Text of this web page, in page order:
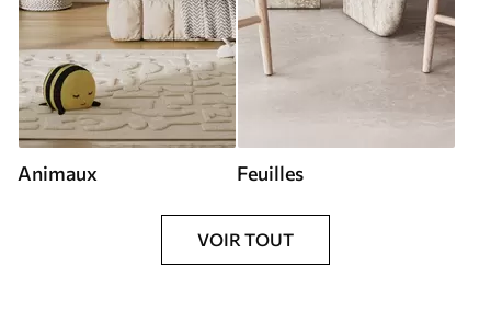
Animaux Feuilles
VOIR TOUT